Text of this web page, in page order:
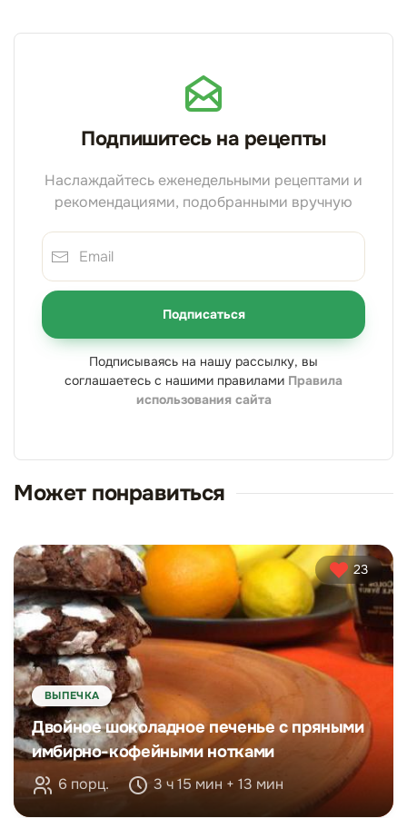
Подпишитесь на рецепты
Наслаждайтесь еженедельными рецептами и
рекомендациями, подобранными вручную
Подписаться
Подписываясь на нашу рассылку, вы
соглашаетесь с нашими правилами Правила
использования сайта
Может понравиться
23
ВЫПЕЧКА
Двойное шоколадное печенье с пряными
имбирно-кофейными нотками
6 порц. 3 ч 15 мин + 13 мин